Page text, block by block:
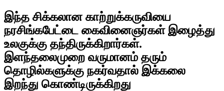
இந்த சிக்கலான காற்றுக்கருவியை
நரசிங்கபேட்டை கைவினைஞர்கள் இழைத்து
உலகுக்கு தந்திருக்கிறார்கள்.
இளந்தலைமுறை வருமானம் தரும்
தொழில்களுக்கு நகர்வதால் இக்கலை
இறந்து கொண்டிருக்கிறது